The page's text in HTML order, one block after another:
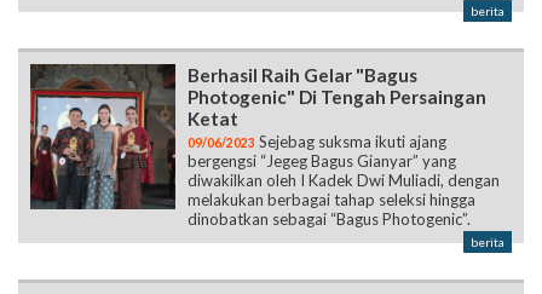
berita
Berhasil Raih Gelar "Bagus
Photogenic" Di Tengah Persaingan
Ketat
09/06/2023 Sejebag suksma ikuti ajang
bergengsi “Jegeg Bagus Gianyar” yang
diwakilkan oleh I Kadek Dwi Muliadi, dengan
melakukan berbagai tahap seleksi hingga
dinobatkan sebagai “Bagus Photogenic”.
berita